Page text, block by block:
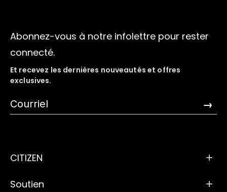
Abonnez-vous à notre infolettre pour rester
connecté.
Et recevez les dernières nouveautés et offres
exclusives.
→
CITIZEN
Soutien